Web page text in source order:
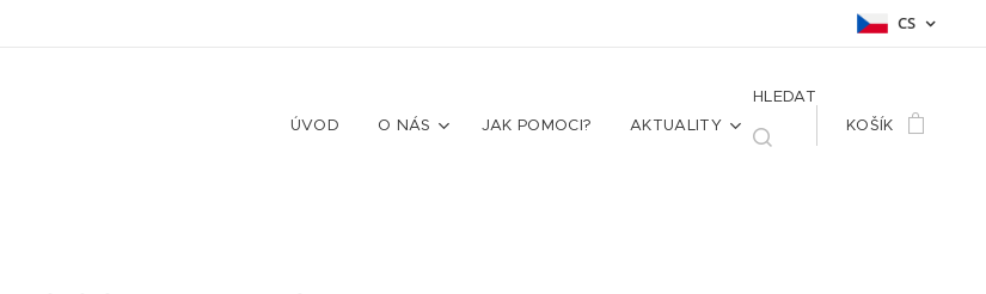
CS
ÚVOD O NÁS JAK POMOCI? AKTUALITY
HLEDAT
KOŠÍK